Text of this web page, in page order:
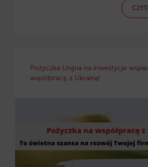
Pożyczka Unijna na inwestycje
współpracę z Ukrainą!